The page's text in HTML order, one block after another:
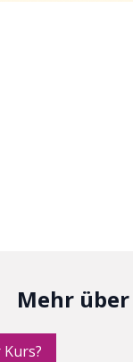
Mehr